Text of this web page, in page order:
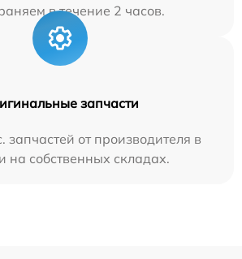
в течение 2 часов.
запчасти
запчастей от производителя в
на собственных складах.